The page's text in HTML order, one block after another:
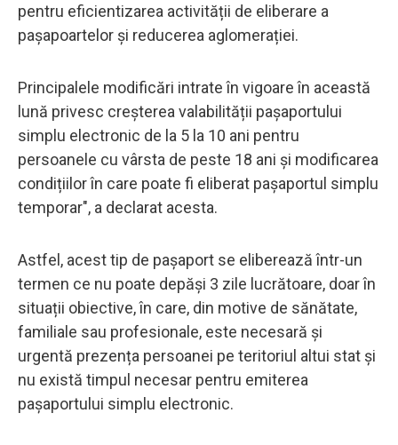
pentru eficientizarea activității de eliberare a
pașapoartelor și reducerea aglomerației.
Principalele modificări intrate în vigoare în această
lună privesc creșterea valabilității pașaportului
simplu electronic de la 5 la 10 ani pentru
persoanele cu vârsta de peste 18 ani și modificarea
condițiilor în care poate fi eliberat pașaportul simplu
temporar", a declarat acesta.
Astfel, acest tip de pașaport se eliberează într-un
termen ce nu poate depăși 3 zile lucrătoare, doar în
situații obiective, în care, din motive de sănătate,
familiale sau profesionale, este necesară și
urgentă prezența persoanei pe teritoriul altui stat și
nu există timpul necesar pentru emiterea
pașaportului simplu electronic.